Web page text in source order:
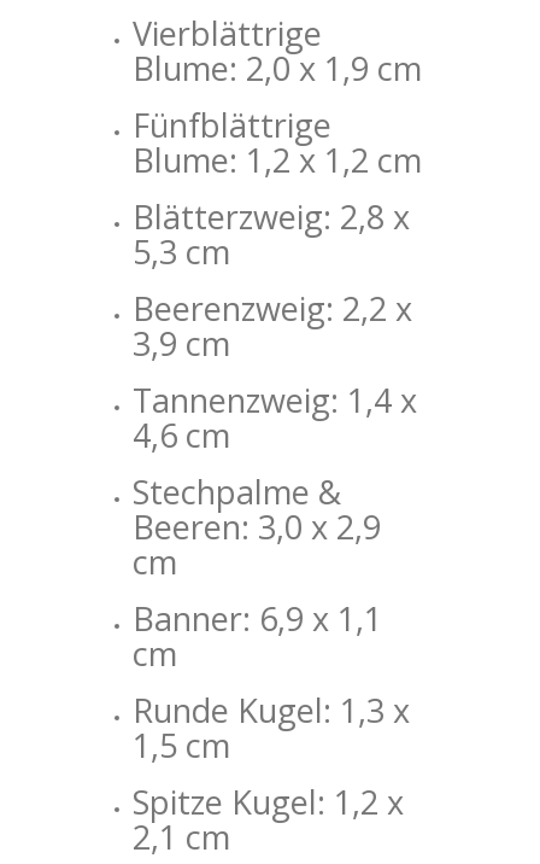
Vierblättrige
Blume: 2,0 x 1,9 cm
Fünfblättrige
Blume: 1,2 x 1,2 cm
Blätterzweig: 2,8 x
5,3 cm
Beerenzweig: 2,2 x
3,9 cm
Tannenzweig: 1,4 x
4,6 cm
Stechpalme &
Beeren: 3,0 x 2,9
cm
Banner: 6,9 x 1,1
cm
Runde Kugel: 1,3 x
1,5 cm
Spitze Kugel: 1,2 x
2,1 cm